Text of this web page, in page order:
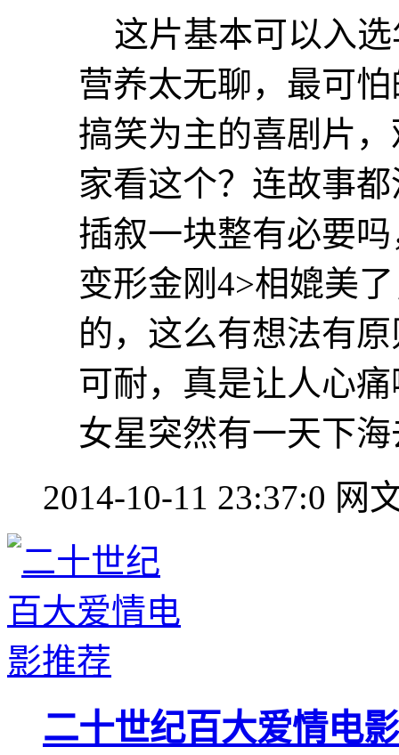
这片基本可以入选
营养太无聊，最可
搞笑为主的喜剧片
家看这个？连故事
插叙一块整有必要
变形金刚4>相媲美
的，这么有想法有
可耐，真是让人心
女星突然有一天下
2014-10-11 23:37:0 网
二十世纪百大爱情电